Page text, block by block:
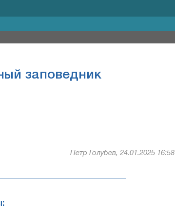
заповедник
Петр Голубев, 24.01.2025 16:58